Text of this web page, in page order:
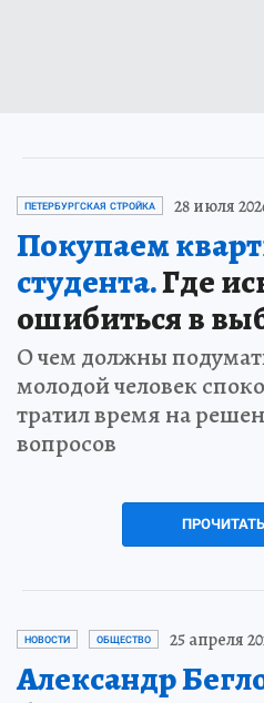
ПЕТЕРБУРГСКАЯ СТРОЙКА 28 июля
Покупаем
студента.Где
ошибиться в
О чем должны
молодой человек
тратил время на
вопросов
ПРОЧИТАТЬ
НОВОСТИ ОБЩЕСТВО 25 апреля
Александр